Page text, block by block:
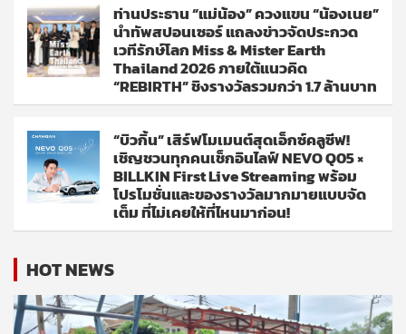
ท่านประธาน “แม่น้อง” ควงแขน “น้องเนย”
นำทัพสปอนเซอร์ แถลงข่าวจัดประกวด
เวทีรักษ์โลก Miss & Mister Earth
Thailand 2026 ภายใต้แนวคิด
“REBIRTH” ชิงรางวัลรวมกว่า 1.7 ล้านบาท
“บิวกิ้น” เสิร์ฟโมเมนต์สุดเอ็กซ์คลูซีฟ!
เชิญชวนทุกคนเช็กอินไลฟ์ NEVO Q05 ×
BILLKIN First Live Streaming พร้อม
โปรโมชั่นและของรางวัลมากมายแบบจัด
เต็ม ที่ไม่เคยให้ที่ไหนมาก่อน!
HOT NEWS